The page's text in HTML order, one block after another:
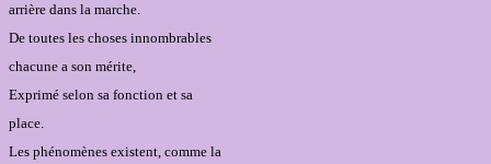
arrière dans la marche.
De toutes les choses innombrables
chacune a son mérite,
Exprimé selon sa fonction et sa
place.
Les phénomènes existent, comme la